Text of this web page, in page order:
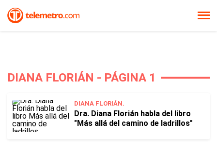
DIANA FLORIÁN - PÁGINA 1
DIANA FLORIÁN.
Dra. Diana Florián habla del libro
"Más allá del camino de ladrillos"